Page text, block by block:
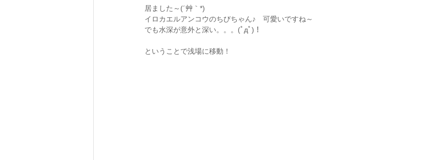
居ました～(´艸｀*)
イロカエルアンコウのちびちゃん♪　可愛いですね～
でも水深が意外と深い。。。(ﾟдﾟ)！
ということで浅場に移動！